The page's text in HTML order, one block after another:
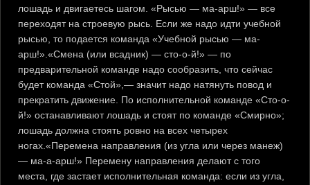
лошадь и двигаетесь шагом. «Рысью — ма-арш!» — все
переходят на строевую рысь. Если же надо идти учебной
рысью, то подается команда «Учебной рысью — ма-
арш!».«Смена (или всадник) — сто-о-й!» — по
предварительной команде надо сообразить, что сейчас
будет команда «Стой»,— значит надо натянуть повод и
прекратить движение. По исполнительной команде «Сто-о-
й!» останавливают лошадь и стоят по команде «Смирно»;
лошадь должна стоять ровно на всех четырех
ногах.«Перемена направления (из угла или через манеж)
— ма-а-арш!» Перемену направления делают с того
места, где застает исполнительная команда: если из угла,